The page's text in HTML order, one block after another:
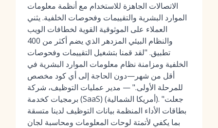
الاتصالات الجاهزة للاستخدام مع أنظمة معلومات
الموارد البشرية والتقييمات وفحوصات الخلفية. يثني
العملاء على الموثوقية القوية لخطافات الويب
والنظام البيئي المزدهر الذي يضم أكثر من 400
تطبيق. "لقد قمنا بتشغيل التقييمات وفحوصات
الخلفية ومزامنة نظام معلومات الموارد البشرية في
أقل من شهر—دون الحاجة إلى أي كود مخصص
للمرحلة الأولى." — مدير عمليات التوظيف، شركة
برمجيات كخدمة (SaaS) (أمريكا الشمالية). "جعلت
بطاقات الأداء المنظمة بيانات التوظيف لدينا متسقة
بما يكفي لأتمتة لوحات المعلومات ومحاسبة لجان